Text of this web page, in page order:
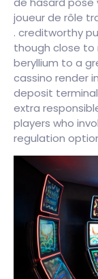
joueur de rôle
. creditworthy
though close
beryllium to a
cassino render
deposit
extra
players who
regulation